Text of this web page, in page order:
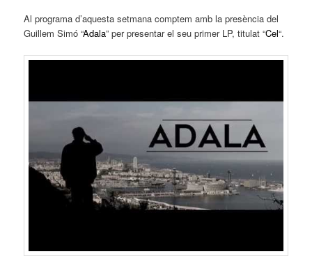
Al programa d’aquesta setmana comptem amb la presència del
Guillem Simó “Adala” per presentar el seu primer LP, titulat “Cel“.